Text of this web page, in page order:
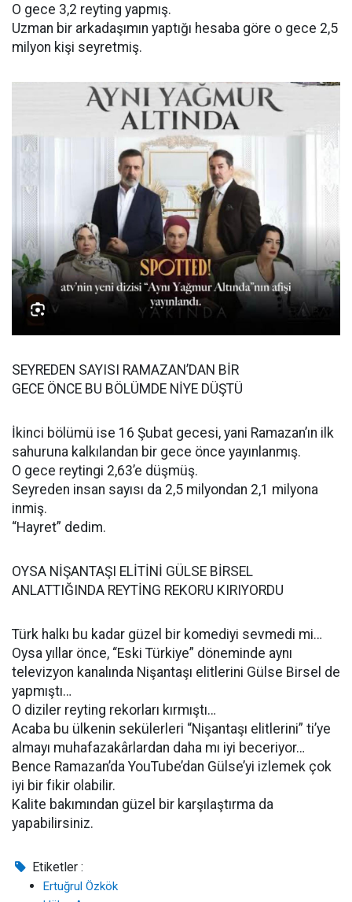
O gece 3,2 reyting yapmış.
Uzman bir arkadaşımın yaptığı hesaba göre o gece 2,5
milyon kişi seyretmiş.
SEYREDEN SAYISI RAMAZAN’DAN BİR
GECE ÖNCE BU BÖLÜMDE NİYE DÜŞTÜ
İkinci bölümü ise 16 Şubat gecesi, yani Ramazan’ın ilk
sahuruna kalkılandan bir gece önce yayınlanmış.
O gece reytingi 2,63’e düşmüş.
Seyreden insan sayısı da 2,5 milyondan 2,1 milyona
inmiş.
“Hayret” dedim.
OYSA NİŞANTAŞI ELİTİNİ GÜLSE BİRSEL
ANLATTIĞINDA REYTİNG REKORU KIRIYORDU
Türk halkı bu kadar güzel bir komediyi sevmedi mi…
Oysa yıllar önce, “Eski Türkiye” döneminde aynı
televizyon kanalında Nişantaşı elitlerini Gülse Birsel de
yapmıştı…
O diziler reyting rekorları kırmıştı…
Acaba bu ülkenin sekülerleri “Nişantaşı elitlerini” ti’ye
almayı muhafazakârlardan daha mı iyi beceriyor…
Bence Ramazan’da YouTube’dan Gülse’yi izlemek çok
iyi bir fikir olabilir.
Kalite bakımından güzel bir karşılaştırma da
yapabilirsiniz.
Etiketler :
Ertuğrul Özkök